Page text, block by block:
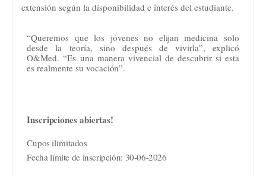
extensión según la disponibilidad e interés del estudiante.
“Queremos que los jóvenes no elijan medicina solo
desde la teoría, sino después de vivirla”, explicó
O&Med. “Es una manera vivencial de descubrir si esta
es realmente suvocación”.
Inscripciones abiertas!
Cupos ilimitados
Fecha límite de inscripción: 30-06-2026